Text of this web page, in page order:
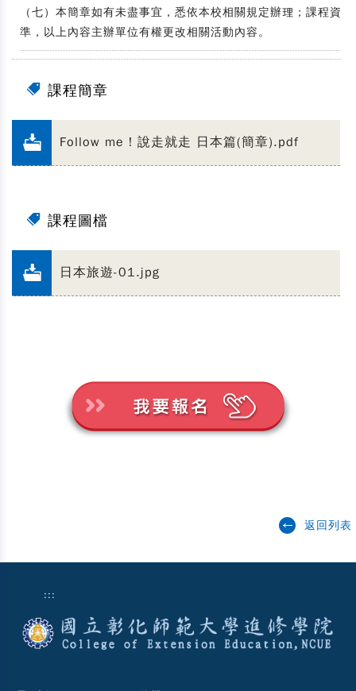
（七）本簡章如有未盡事宜，悉依本校相關規定辦理；課程資
準，以上內容主辦單位有權更改相關活動內容。
課程簡章
Follow me！說走就走 日本篇(簡章).pdf
課程圖檔
日本旅遊-01.jpg
返回列表
:::